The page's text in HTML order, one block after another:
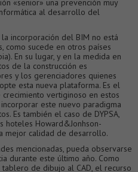
«senior» una prevención muy
al desarrollo del
incorporación del BIM no está
como sucede en otros países
En su lugar, y en la medida en
de la construcción es
y los gerenciadores quienes
esta nueva plataforma. Es el
vertiginoso en estos
este nuevo paradigma
Es también el caso de DYPSA,
hoteles Howard&Jonhson-
mejor calidad de desarrollo.
mencionadas, pueda observarse
durante este último año. Como
de dibujo al CAD, el recurso